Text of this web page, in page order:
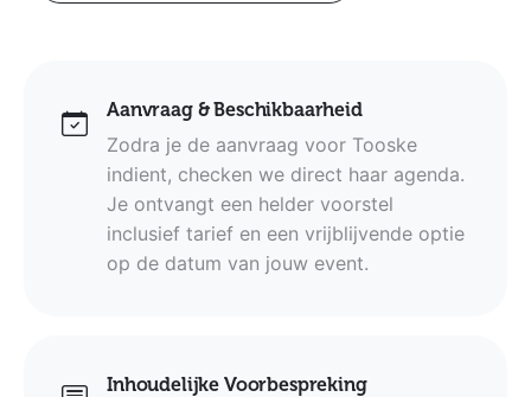
Aanvraag & Beschikbaarheid
Zodra je de aanvraag voor Tooske
indient, checken we direct haar agenda.
Je ontvangt een helder voorstel
inclusief tarief en een vrijblijvende optie
op de datum van jouw event.
Inhoudelijke Voorbespreking